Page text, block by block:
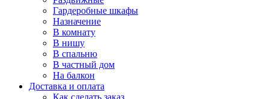
Гардеробные шкафы
Назначение
В комнату
В нишу
В спальню
В частный дом
На балкон
Доставка и оплата
Как сделать заказ